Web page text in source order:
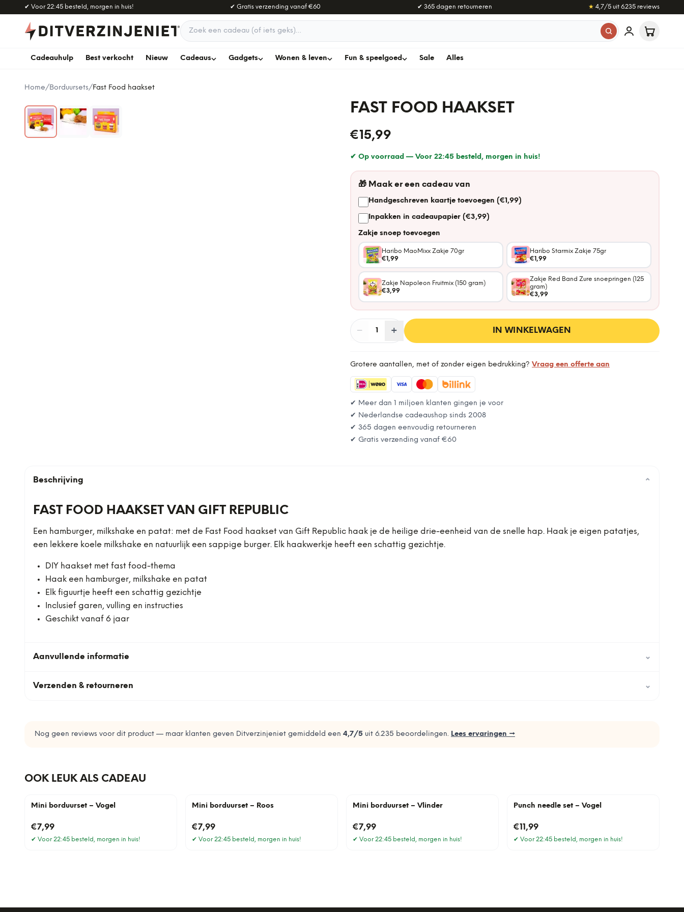
Naar hoofdinhoud
✔ Voor 22:45 besteld, morgen in huis! ✔ Gratis verzending vanaf€60 ✔ 365 dagen retourneren ★ 4,7/5 uit 6.235reviews
Zoek een cadeau
Cadeauhulp Best verkocht Nieuw Cadeaus Gadgets Wonen & leven Fun & speelgoed Sale Alles
Home/Borduursets/Fast Food haakset
FAST FOOD HAAKSET
€15,99
✔ Op voorraad — Voor 22:45 besteld, morgen in huis!
🎁 Maak er een cadeau van
Handgeschreven kaartje toevoegen (€1,99)
Inpakken in cadeaupapier (€3,99)
Zakje snoep toevoegen
Haribo MaoMixx Zakje 70gr
€1,99
Haribo Starmix Zakje 75gr
€1,99
Zakje Napoleon Fruitmix (150 gram)
€3,99
Zakje Red Band Zure snoepringen (125
gram)
€3,99
− Aantal
1 + IN WINKELWAGEN
Grotere aantallen, met of zonder eigen bedrukking? Vraag een offerte aan
✔ Meer dan 1 miljoen klanten gingen je voor
✔ Nederlandse cadeaushop sinds 2008
✔ 365 dagen eenvoudig retourneren
✔ Gratis verzending vanaf €60
Beschrijving ⌄
FAST FOOD HAAKSET VAN GIFT REPUBLIC
Een hamburger, milkshake en patat: met de Fast Food haakset van Gift Republic haak je de heilige drie-eenheid van de snelle hap. Haak je eigen patatjes,
een lekkere koele milkshake en natuurlijk een sappige burger. Elk haakwerkje heeft een schattig gezichtje.
DIY haakset met fast food-thema
Haak een hamburger, milkshake en patat
Elk figuurtje heeft een schattig gezichtje
Inclusief garen, vulling en instructies
Geschikt vanaf 6 jaar
Aanvullende informatie ⌄
Verzenden & retourneren ⌄
Nog geen reviews voor dit product — maar klanten geven Ditverzinjeniet gemiddeld een 4,7/5 uit 6.235 beoordelingen. Lees ervaringen →
OOK LEUK ALS CADEAU
Mini borduurset – Vogel
€7,99
✔ Voor 22:45 besteld, morgen in huis!
Mini borduurset – Roos
€7,99
✔ Voor 22:45 besteld, morgen in huis!
Mini borduurset – Vlinder
€7,99
✔ Voor 22:45 besteld, morgen in huis!
Punch needle set – Vogel
€11,99
✔ Voor 22:45 besteld, morgen in huis!